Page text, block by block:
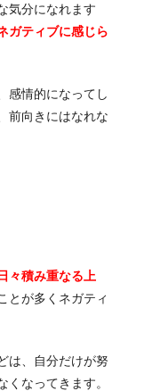
気分になれます
ガティブに感じら
感情的になってし
前向きにはなれな
々積み重なる上
とが多くネガティ
は、自分だけが努
なってきます。